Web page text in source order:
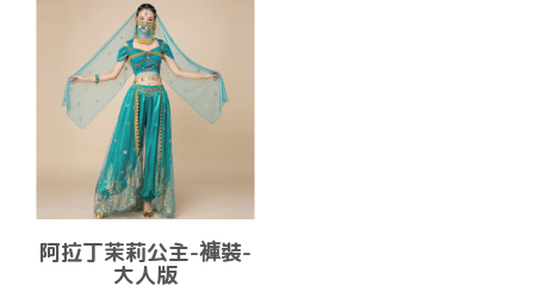
阿拉丁茉莉公主-褲裝-
大人版